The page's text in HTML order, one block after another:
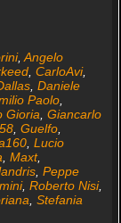
, Angelo
, CarloAvi,
, Daniele
Paolo,
Gioria Giancarlo
, Guelfo,
, Lucio
Maxt,
, Peppe
, Roberto Nisi,
Stefania